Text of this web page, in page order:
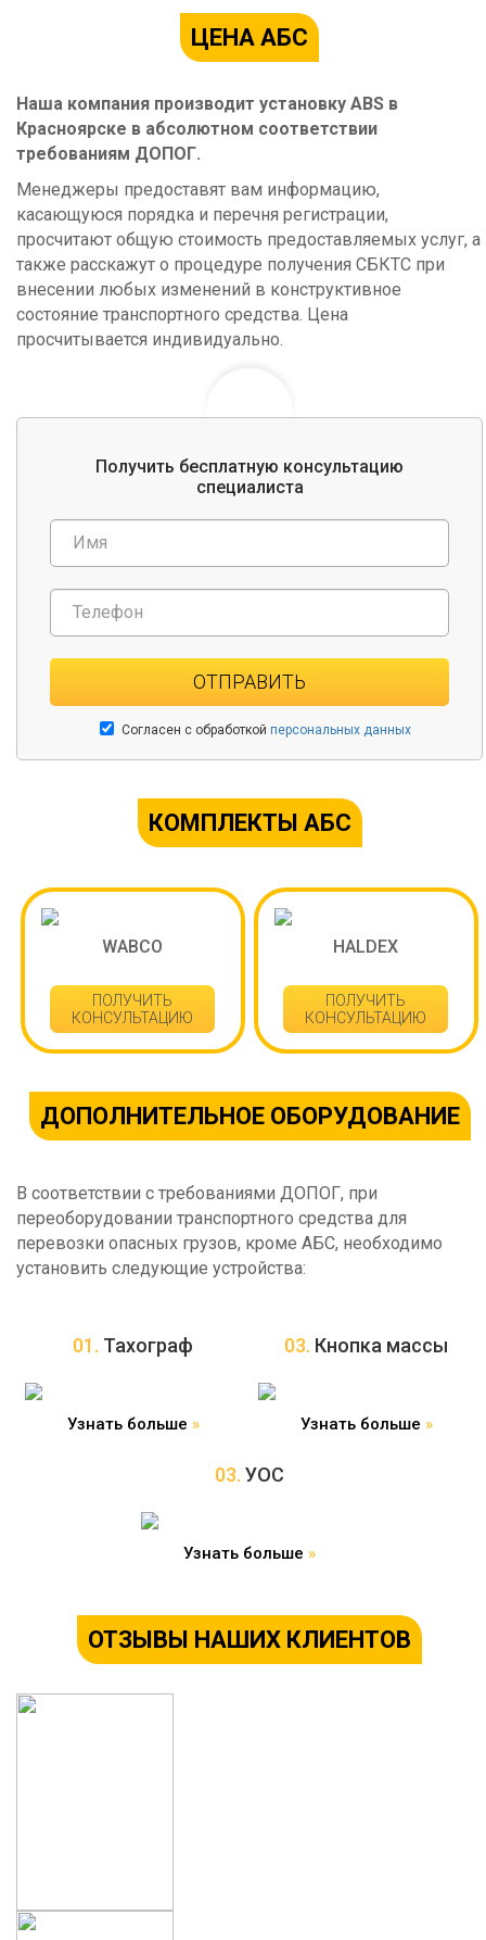
ЦЕНА АБС
Наша компания производит установку ABS в
Красноярске в абсолютном соответствии
требованиям ДОПОГ.
Менеджеры предоставят вам информацию,
касающуюся порядка и перечня регистрации,
просчитают общую стоимость предоставляемых услуг, а
также расскажут о процедуре получения СБКТС при
внесении любых изменений в конструктивное
состояние транспортного средства. Цена
просчитывается индивидуально.
Получить бесплатную консультацию
специалиста
ОТПРАВИТЬ
Согласен с обработкойперсональных данных
КОМПЛЕКТЫ АБС
WABCO
ПОЛУЧИТЬ
КОНСУЛЬТАЦИЮ
HALDEX
ПОЛУЧИТЬ
КОНСУЛЬТАЦИЮ
ДОПОЛНИТЕЛЬНОЕ ОБОРУДОВАНИЕ
В соответствии с требованиями ДОПОГ, при
переоборудовании транспортного средства для
перевозки опасных грузов, кроме АБС, необходимо
установить следующие устройства:
01. Тахограф
Узнать больше »
03. Кнопка массы
Узнать больше »
03. УОС
Узнать больше »
ОТЗЫВЫ НАШИХ КЛИЕНТОВ